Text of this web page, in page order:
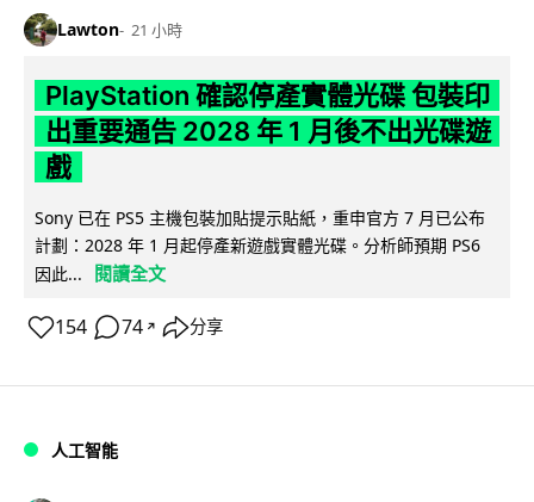
Lawton 21 小時
PlayStation 確認停產實體光碟 包裝印
出重要通告 2028 年 1 月後不出光碟遊
戲
Sony 已在 PS5 主機包裝加貼提示貼紙，重申官方 7 月已公布
計劃：2028 年 1 月起停產新遊戲實體光碟。分析師預期 PS6
因此...
閱讀全文
154 74 ↗ 分享
人工智能